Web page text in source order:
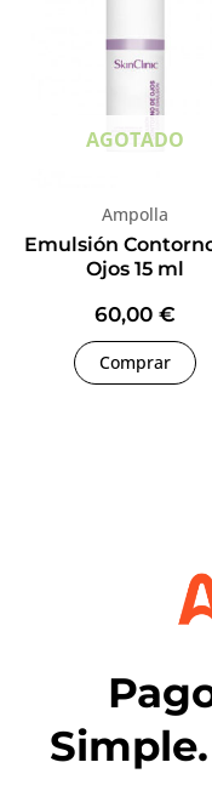
AGOTADO
Ampolla
Emulsión
Ojos 15 ml
60,00€
Comprar